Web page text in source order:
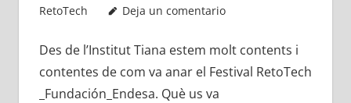
RetoTech
Deja un comentario
Des de l’Institut Tiana estem molt contents i
contentes de com va anar el Festival RetoTech
_Fundación_Endesa. Què us va